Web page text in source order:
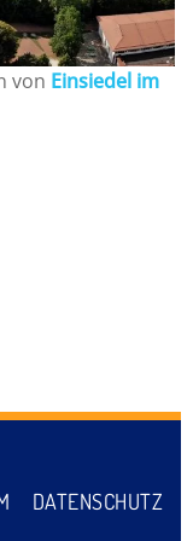
von Einsiedel im
DATENSCHUTZ